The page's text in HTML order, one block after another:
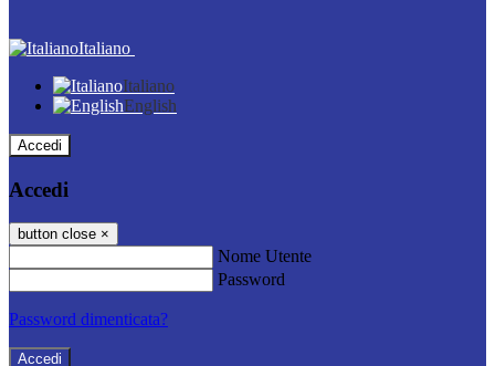
Italiano
Italiano
English
Accedi
Accedi
button close ×
Nome Utente
Password
Password dimenticata?